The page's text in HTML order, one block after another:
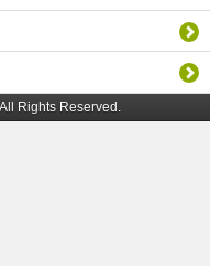
Rights Reserved.